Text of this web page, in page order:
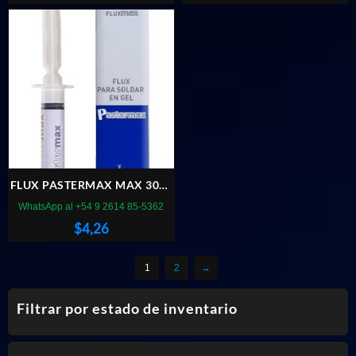
Filtrar por estado de inventario
FLUX PASTERMAX MAX 3000
EN GEL
$4,26
WhatsApp al +54 9 2614 85-5362
1 2 →